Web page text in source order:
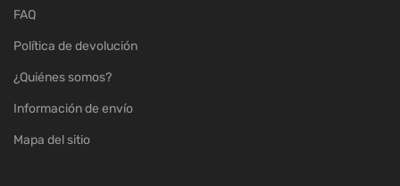
FAQ
Política de devolución
¿Quiénes somos?
Información de envío
Mapa del sitio